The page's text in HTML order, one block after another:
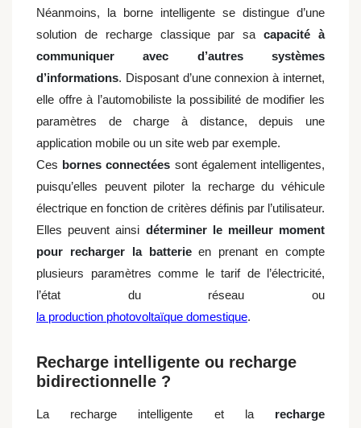
Néanmoins, la borne intelligente se distingue d’une
solution de recharge classique par sacapacité à
communiquer avec d’autres systèmes
d’informations. Disposant d’une connexion à internet,
elle offre à l’automobiliste la possibilité de modifier les
paramètres de charge à distance, depuis une
application mobile ou un site web par exemple.
Ces bornes connectées sont également intelligentes,
puisqu’elles peuvent piloter la recharge du véhicule
électrique en fonction de critères définis par l’utilisateur.
Elles peuvent ainsi déterminer le meilleur moment
pour recharger la batterieen prenant en compte
plusieurs paramètres comme le tarif de l’électricité,
l’état du réseau ou
la production photovoltaïque domestique.
Recharge intelligente ou recharge
bidirectionnelle ?
La recharge intelligente et larecharge